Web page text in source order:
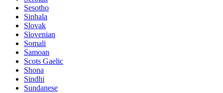
Sesotho
Sinhala
Slovak
Slovenian
Somali
Samoan
Scots Gaelic
Shona
Sindhi
Sundanese